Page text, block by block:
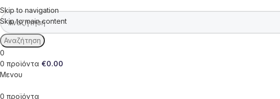
Skip to navigation
Skip to main content
Αναζήτηση
0
0 προϊόντα €0.00
Μενου
0 προϊόντα